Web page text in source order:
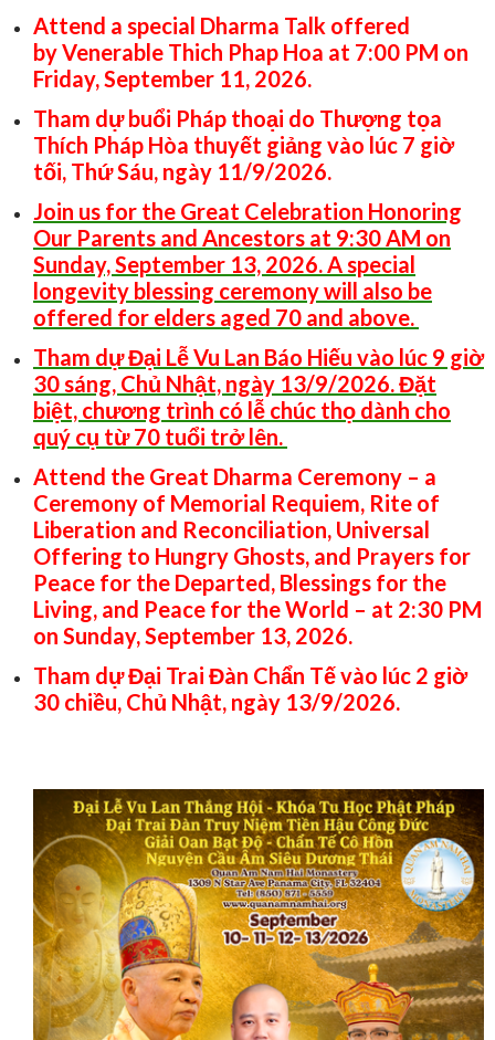
Attend a special Dharma Talk offered
by Venerable Thich Phap Hoa at 7:00 PM on
Friday, September 11, 2026.
Tham dự buổi Pháp thoại do Thượng tọa
Thích Pháp Hòa thuyết giảng vào lúc 7 giờ
tối, Thứ Sáu, ngày 11/9/2026.
Join us for the Great Celebration Honoring
Our Parents and Ancestors at 9:30 AM on
Sunday, September 13, 2026. A special
longevity blessing ceremony will also be
offered for elders aged 70 and above.
Tham dự Đại Lễ Vu Lan Báo Hiếu vào lúc 9 giờ
30 sáng, Chủ Nhật, ngày 13/9/2026. Đặt
biệt, chương trình có lễ chúc thọ dành cho
quý cụ từ 70 tuổi trở lên.
Attend the Great Dharma Ceremony – a
Ceremony of Memorial Requiem, Rite of
Liberation and Reconciliation, Universal
Offering to Hungry Ghosts, and Prayers for
Peace for the Departed, Blessings for the
Living, and Peace for the World – at 2:30 PM
on Sunday, September 13, 2026.
Tham dự Đại Trai Đàn Chẩn Tế vào lúc 2 giờ
30 chiều, Chủ Nhật, ngày 13/9/2026.